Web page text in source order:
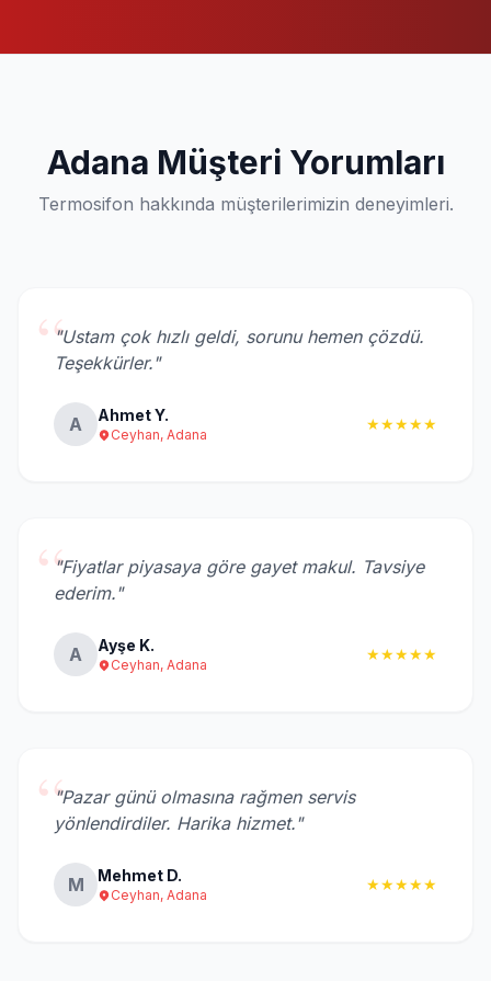
Adana Müşteri Yorumları
Termosifon hakkında müşterilerimizin deneyimleri.
“"Ustam çok hızlı geldi, sorunu hemen çözdü.
Teşekkürler."
A Ahmet Y.
Ceyhan, Adana
★★★★★
“"Fiyatlar piyasaya göre gayet makul. Tavsiye
ederim."
A Ayşe K.
Ceyhan, Adana
★★★★★
“"Pazar günü olmasına rağmen servis
yönlendirdiler. Harika hizmet."
M Mehmet D.
Ceyhan, Adana
★★★★★